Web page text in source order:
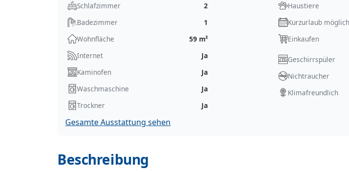
Schlafzimmer
2
Badezimmer
1
Wohnfläche
59 m²
Haustiere
Kurzurlaub möglich
Einkaufen
Internet
Ja
Kaminofen
Ja
Waschmaschine
Ja
Trockner
Ja
Geschirrspüler
Nichtraucher
Klimafreundlich
Gesamte Ausstattung sehen
Beschreibung